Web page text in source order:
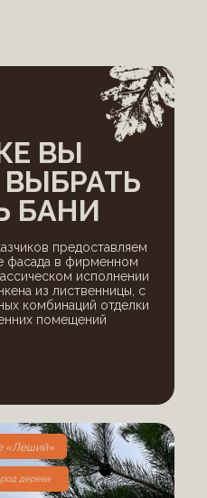
ВЫ
БАНИ
предоставляем
фасада в фирменном
исполнении
из лиственницы, с
комбинаций отделки
помещений
дерева
«Леший»